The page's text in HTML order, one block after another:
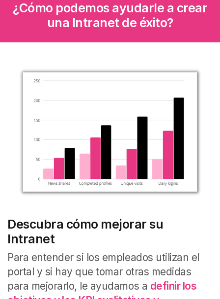
¿Cómo podemos ayudarle a crear
una Intranet de éxito?
Descubra cómo mejorar su
Intranet
Para entender si los empleados utilizan el
portal y si hay que tomar otras medidas
para mejorarlo, le ayudamos a definir los